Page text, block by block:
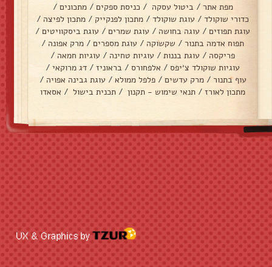
מפת אתר / ביטול עסקה / כניסת ספקים / מתכונים /
כדורי שוקולד / עוגת שוקולד / מתכון לפנקייק / מתכון לפיצה /
עוגת תפוזים / עוגה בחושה / עוגת שמרים / עוגת ביסקוויטים /
תפוח אדמה בתנור / שקשוקה / עוגת מספרים / מרק אפונה /
פריקסה / עוגת בננות / עוגיות טחינה / עוגיות חמאה /
עוגיות שוקולד צ׳יפס / אלפחורס / בראוניז / דג מרוקאי /
עוף בתנור / מרק עדשים / פלפל ממולא / עוגת גבינה אפויה /
מתכון לאורז / תנאי שימוש - תקנון / תכנית בישול / אסאדו